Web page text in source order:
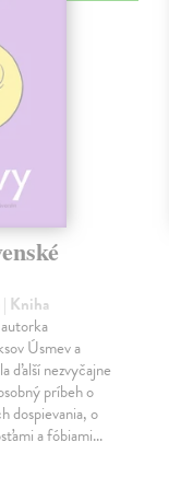
| Kniha
Úsmev a
ďalší nezvyčajne
príbeh o
dospievania, o
a fóbiami...